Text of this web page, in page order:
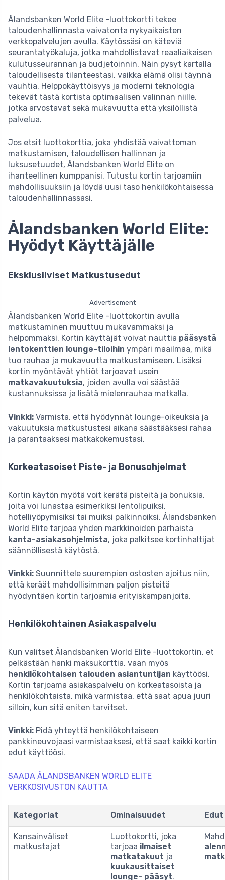
Ålandsbanken World Elite -luottokortti tekee
taloudenhallinnasta vaivatonta nykyaikaisten
verkkopalvelujen avulla. Käytössäsi on käteviä
seurantatyökaluja, jotka mahdollistavat reaaliaikaisen
kulutusseurannan ja budjetoinnin. Näin pysyt kartalla
taloudellisesta tilanteestasi, vaikka elämä olisi täynnä
vauhtia. Helppokäyttöisyys ja moderni teknologia
tekevät tästä kortista optimaalisen valinnan niille,
jotka arvostavat sekä mukavuutta että yksilöllistä
palvelua.
Jos etsit luottokorttia, joka yhdistää vaivattoman
matkustamisen, taloudellisen hallinnan ja
luksusetuudet, Ålandsbanken World Elite on
ihanteellinen kumppanisi. Tutustu kortin tarjoamiin
mahdollisuuksiin ja löydä uusi taso henkilökohtaisessa
taloudenhallinnassasi.
Ålandsbanken World Elite:
Hyödyt Käyttäjälle
Eksklusiiviset Matkustusedut
Advertisement
Ålandsbanken World Elite -luottokortin avulla
matkustaminen muuttuu mukavammaksi ja
helpommaksi. Kortin käyttäjät voivat nauttia pääsystä
lentokenttien lounge-tiloihin ympäri maailmaa, mikä
tuo rauhaa ja mukavuutta matkustamiseen. Lisäksi
kortin myöntävät yhtiöt tarjoavat usein
matkavakuutuksia, joiden avulla voi säästää
kustannuksissa ja lisätä mielenrauhaa matkalla.
Vinkki: Varmista, että hyödynnät lounge-oikeuksia ja
vakuutuksia matkustustesi aikana säästääksesi rahaa
ja parantaaksesi matkakokemustasi.
Korkeatasoiset Piste- ja Bonusohjelmat
Kortin käytön myötä voit kerätä pisteitä ja bonuksia,
joita voi lunastaa esimerkiksi lentolipuiksi,
hotelliyöpymisiksi tai muiksi palkinnoiksi. Ålandsbanken
World Elite tarjoaa yhden markkinoiden parhaista
kanta-asiakasohjelmista, joka palkitsee kortinhaltijat
säännöllisestä käytöstä.
Vinkki: Suunnittele suurempien ostosten ajoitus niin,
että keräät mahdollisimman paljon pisteitä
hyödyntäen kortin tarjoamia erityiskampanjoita.
Henkilökohtainen Asiakaspalvelu
Kun valitset Ålandsbanken World Elite -luottokortin, et
pelkästään hanki maksukorttia, vaan myös
henkilökohtaisen talouden asiantuntijan käyttöösi.
Kortin tarjoama asiakaspalvelu on korkeatasoista ja
henkilökohtaista, mikä varmistaa, että saat apua juuri
silloin, kun sitä eniten tarvitset.
Vinkki: Pidä yhteyttä henkilökohtaiseen
pankkineuvojaasi varmistaaksesi, että saat kaikki kortin
edut käyttöösi.
SAADA ÅLANDSBANKEN WORLD ELITE
VERKKOSIVUSTON KAUTTA
Kategoriat Ominaisuudet Edut
Kansainväliset
matkustajat
Luottokortti, joka
tarjoaa ilmaiset
matkatakuut ja
kuukausittaiset
lounge- pääsyt.